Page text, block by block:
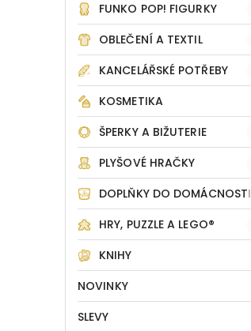
FUNKO POP! FIGURKY
OBLEČENÍ A TEXTIL
KANCELÁŘSKÉ POTŘEBY
KOSMETIKA
ŠPERKY A BIŽUTERIE
PLYŠOVÉ HRAČKY
DOPLŇKY DO DOMÁCNOSTI
HRY, PUZZLE A LEGO®
KNIHY
NOVINKY
SLEVY